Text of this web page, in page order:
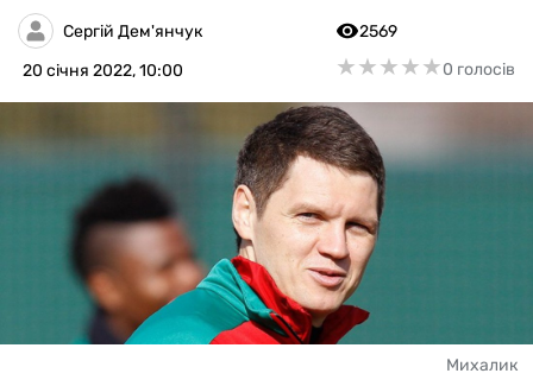
РІЗНЕСергій Дем'янчук
20 січня 2022, 10:00
2569
★★★★★
★★★★★0 голосів
Михалик